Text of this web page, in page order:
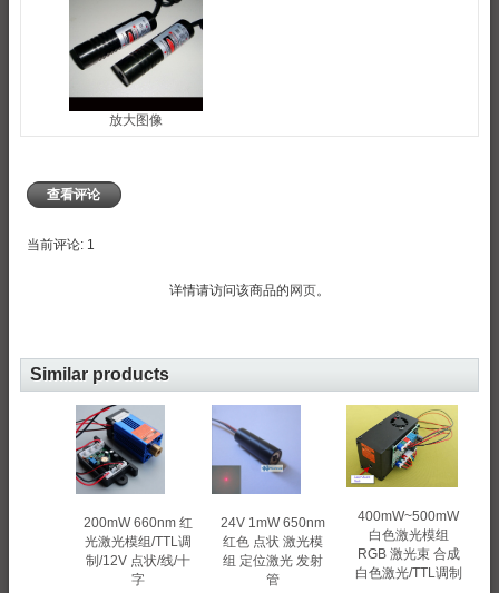
放大图像
查看评论
当前评论: 1
详情请访问该商品的 网页。
Similar products
200mW 660nm 红
光激光模组/TTL调
制/12V 点状/线/十
字
24V 1mW 650nm
红色 点状 激光模
组 定位激光 发射
管
400mW~500mW
白色激光模组
RGB 激光束 合成
白色激光/TTL调制